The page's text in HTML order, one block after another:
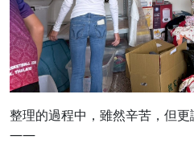
整理的過程中，雖然辛苦，但
——